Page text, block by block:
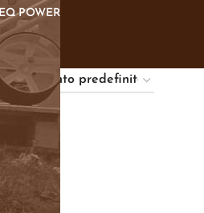
EQ POWER